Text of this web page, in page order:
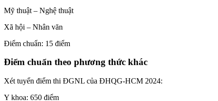
Mỹ thuật – Nghệ thuật
Xã hội – Nhân văn
Điểm chuẩn: 15 điểm
Điểm chuẩn theo phương thức khác
Xét tuyển điểm thi ĐGNL của ĐHQG-HCM 2024:
Y khoa: 650 điểm